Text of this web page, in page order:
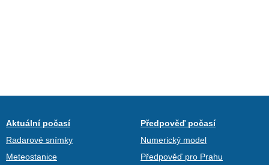
Aktuální počasí
Radarové snímky
Meteostanice
Předpověď počasí
Numerický model
Předpověď pro Prahu